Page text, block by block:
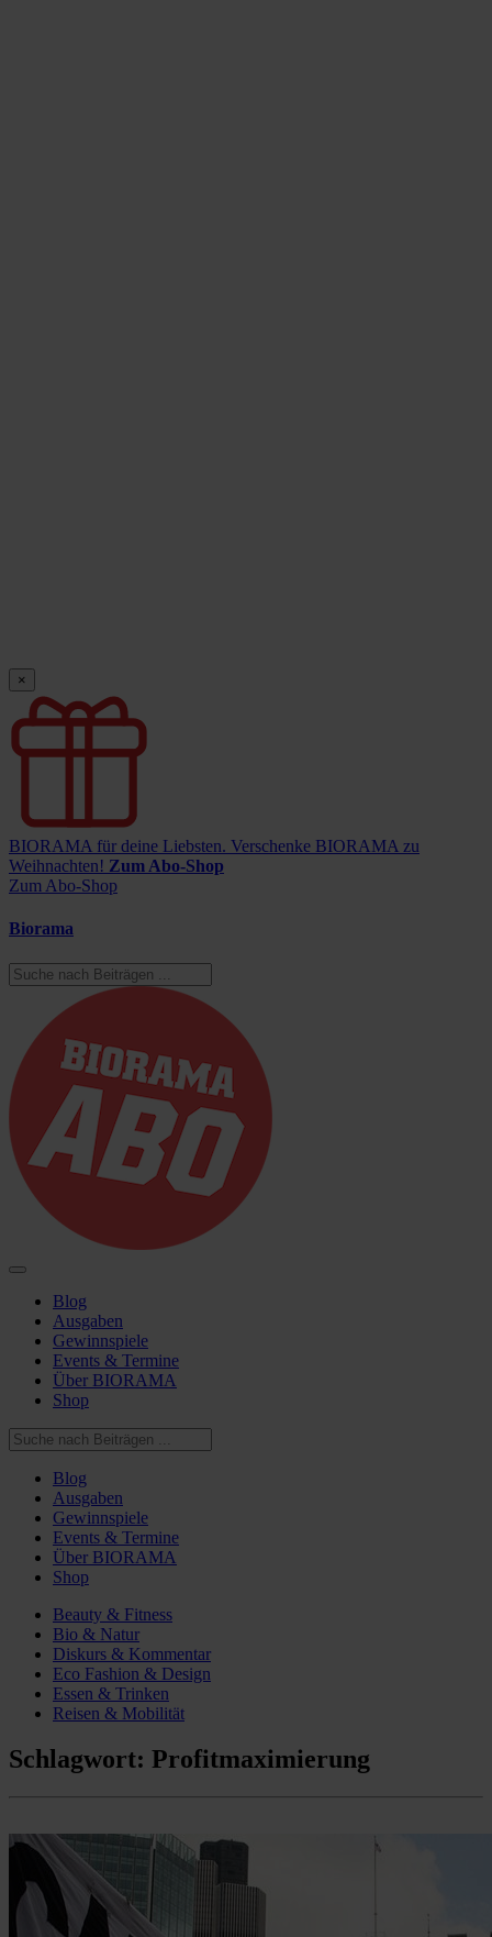
×
BIORAMA für deine Liebsten. Verschenke BIORAMA zu
Weihnachten! Zum Abo-Shop
Zum Abo-Shop
Biorama
Blog
Ausgaben
Gewinnspiele
Events & Termine
Über BIORAMA
Shop
Blog
Ausgaben
Gewinnspiele
Events & Termine
Über BIORAMA
Shop
Beauty & Fitness
Bio & Natur
Diskurs & Kommentar
Eco Fashion & Design
Essen & Trinken
Reisen & Mobilität
Schlagwort: Profitmaximierung